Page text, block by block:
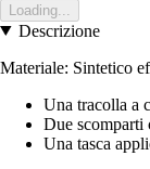
Loading...
Descrizione
Materiale: Sintetico
Una tracolla a
Due scomparti
Una tasca